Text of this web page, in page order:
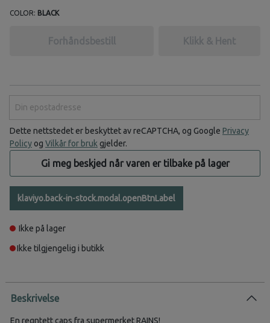
COLOR: BLACK
Forhåndsbestill Klikk & Hent
Dette nettstedet er beskyttet av reCAPTCHA, og Google Privacy
Policy og Vilkår for bruk gjelder.
Gi meg beskjed når varen er tilbake på lager
klaviyo.back-in-stock.modal.openBtnLabel
Ikke på lager
Ikke tilgjengelig i butikk
Beskrivelse
En regntett caps fra supermerket RAINS!